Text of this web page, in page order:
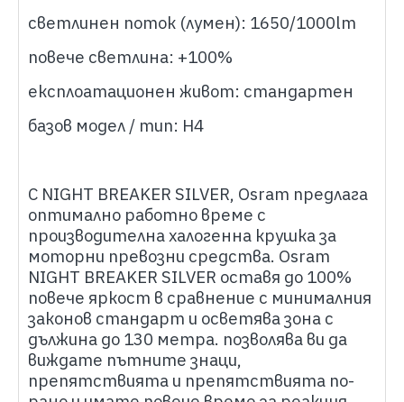
светлинен поток (лумен): 1650/1000lm
повече светлина: +100%
експлоатационен живот: стандартен
базов модел / тип: H4
С NIGHT BREAKER SILVER, Osram предлага
оптимално работно време с
производителна халогенна крушка за
моторни превозни средства. Osram
NIGHT BREAKER SILVER оставя до 100%
повече яркост в сравнение с минималния
законов стандарт и осветява зона с
дължина до 130 метра. позволява ви да
виждате пътните знаци,
препятствията и препятствията по-